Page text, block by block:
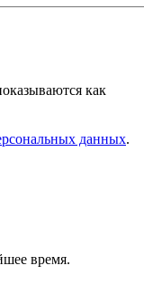
как
данных.
время.